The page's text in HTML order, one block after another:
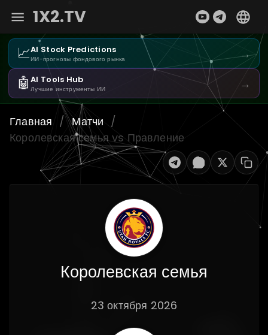
1X2.TV
📈AI Stock Predictions
ИИ-прогнозы фондового рынка →
🤖AI Tools Hub
Лучшие инструменты ИИ →
Главная / Матчи /
Королевская семья vs Правление
Королевская семья
23 октября 2026